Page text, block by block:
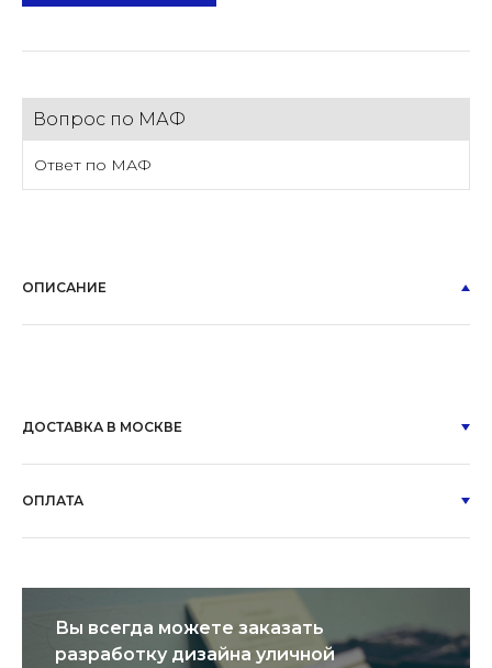
Вопрос по МАФ
Ответ по МАФ
ОПИСАНИЕ
ДОСТАВКА В МОСКВЕ
ОПЛАТА
Вы всегда можете заказать
разработку дизайна уличной